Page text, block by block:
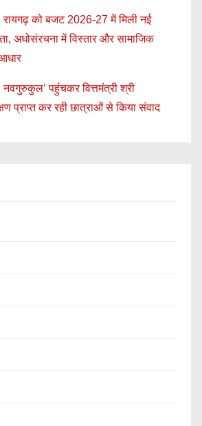
रायगढ़ को बजट 2026-27 में मिली नई
अधोसंरचना में विस्तार और सामाजिक
नवगुरुकुल’ पहुंचकर वित्तमंत्री श्री
प्राप्त कर रही छात्राओं से किया संवाद